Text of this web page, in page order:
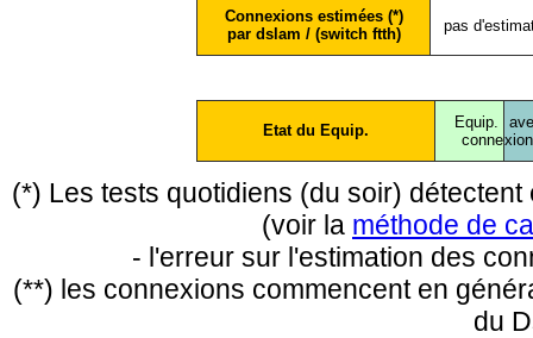
Connexions estimées (*)
par dslam / (switch ftth)
pas
Etat du Equip.
Equip.
conne
(*) Les tests quotidiens (du soir)
(voir la méthode de
- l'erreur sur l'estimation des
(**) les connexions commencent en
du